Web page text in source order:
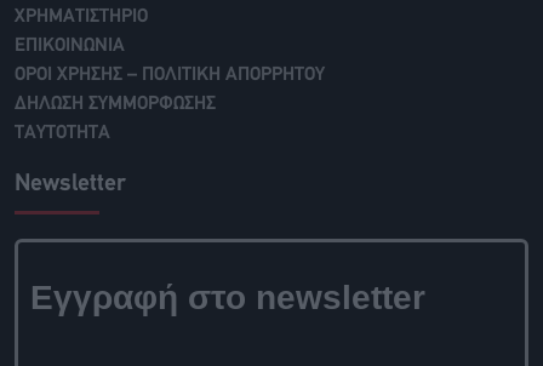
ΧΡΗΜΑΤΙΣΤΗΡΙΟ
ΕΠΙΚΟΙΝΩΝΙΑ
ΟΡΟΙ ΧΡΗΣΗΣ – ΠΟΛΙΤΙΚΗ ΑΠΟΡΡΗΤΟΥ
ΔΗΛΩΣΗ ΣΥΜΜΟΡΦΩΣΗΣ
ΤΑΥΤΟΤΗΤΑ
Newsletter
Εγγραφή στο newsletter